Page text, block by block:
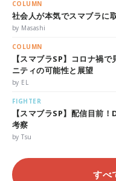
COLUMN
社会人が本気でスマブラに
by Masashi
COLUMN
【スマブラSP】コロナ禍
ニティの可能性と展望
by EL
FIGHTER
【スマブラSP】配信目前
考察
by Tsu
すべ